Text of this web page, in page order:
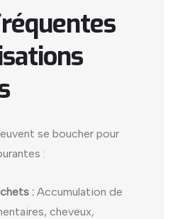
se boucher pour
:
: Accumulation de
cheveux,